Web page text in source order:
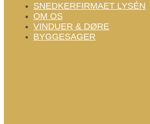
SNEDKERFIRMAET LYSÉN
OM OS
VINDUER & DØRE
BYGGESAGER